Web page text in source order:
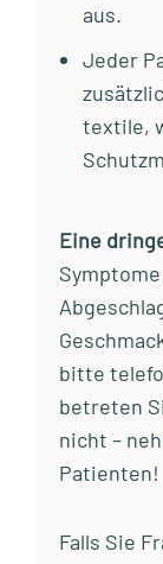
aus.
Jeder
textile,
Eine
Symptome
bitte
betreten
nicht –
Patienten!
Falls Sie